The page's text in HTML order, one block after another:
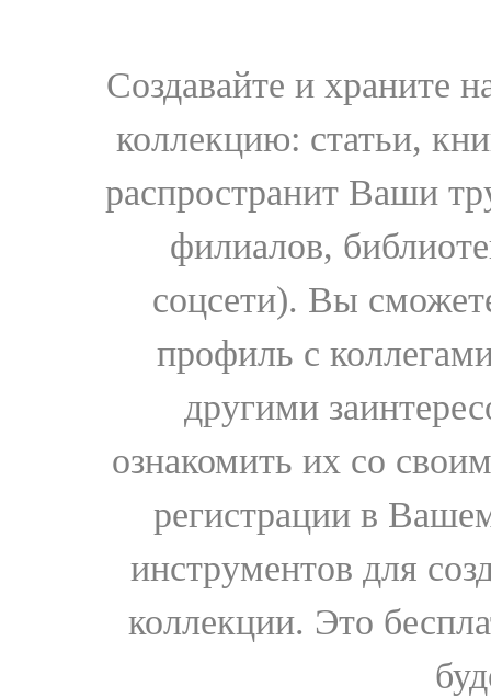
Создавайте и храните
коллекцию: статьи,
распространит Ваши
филиалов,
соцсети). Вы
профиль с
другими
ознакомить их со
регистрации в
инструментов для
коллекции. Это